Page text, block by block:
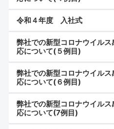
令和４年度 入社式
弊社での新型コロナウイル
応について(５例目)
弊社での新型コロナウイル
応について(６例目)
弊社での新型コロナウイル
応について(7例目)